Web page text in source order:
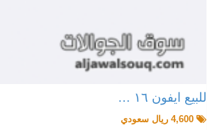
للبيع ايفون ١٦ …